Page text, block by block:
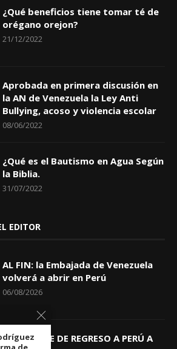
¿Qué beneficios tiene tomar té de
orégano orejon?
21/12/2022
Aprobada en primera discusión en
la AN de Venezuela la Ley Anti
Bullying, acoso y violencia escolar
08/06/2022
¿Qué es el Bautismo en Agua Según
la Biblia.
31/07/2022
EDITOR
AL FIN: la Embajada de Venezuela
volverá a abrir en Perú
06/08/2026
KEIKO TRAE DE REGRESO A PERÚ A